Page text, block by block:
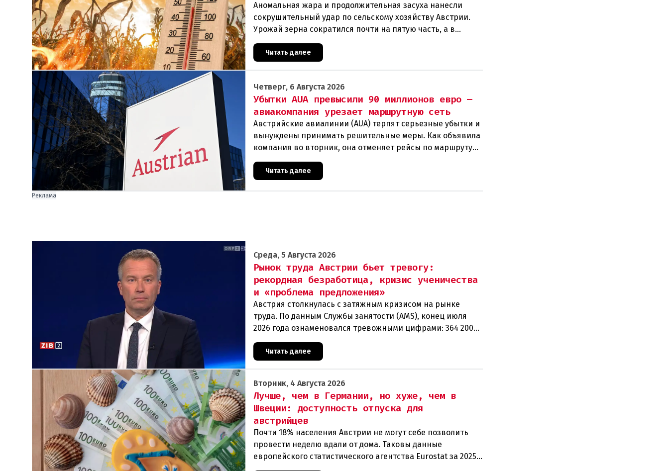
Аномальная жара и продолжительная засуха нанесли
сокрушительный удар по сельскому хозяйству Австрии.
Урожай зерна сократился почти на пятую часть, а в
некоторых регионах потери достигают 80 процентов.
Читать далее
Четверг, 6 Августа 2026
Убытки AUA превысили 90 миллионов евро —
авиакомпания урезает маршрутную сеть
Австрийские авиалинии (AUA) терпят серьезные убытки и
вынуждены принимать решительные меры. Как объявила
компания во вторник, она отменяет рейсы по маршруту
Вена — Грац.Причиной столь жесткой экономии
Читать далее
Реклама
Среда, 5 Августа 2026
Рынок труда Австрии бьет тревогу:
рекордная безработица, кризис ученичества
и «проблема предложения»
Австрия столкнулась с затяжным кризисом на рынке
труда. По данным Службы занятости (AMS), конец июля
2026 года ознаменовался тревожными цифрами: 364 200
человек официально зарегистрированы как безрабо
Читать далее
Вторник, 4 Августа 2026
Лучше, чем в Германии, но хуже, чем в
Швеции: доступность отпуска для
австрийцев
Почти 18% населения Австрии не могут себе позволить
провести неделю вдали от дома. Таковы данные
европейского статистического агентства Eurostat за 2025
год. И хотя ситуация в стране выглядит лучше ср